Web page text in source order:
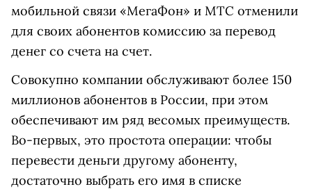
мобильной связи «МегаФон» и МТС отменили
для своих абонентов комиссию за перевод
денег со счета на счет.
Совокупно компании обслуживают более 150
миллионов абонентов в России, при этом
обеспечивают им ряд весомых преимуществ.
Во-первых, это простота операции: чтобы
перевести деньги другому абоненту,
достаточно выбрать его имя в списке